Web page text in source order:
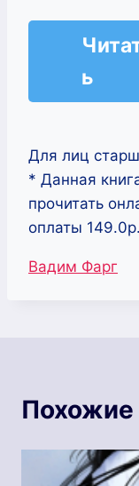
ь
Для лиц
* Данная
прочитать
оплаты 149.0р.
Метки
Вадим Фарг
Похожие